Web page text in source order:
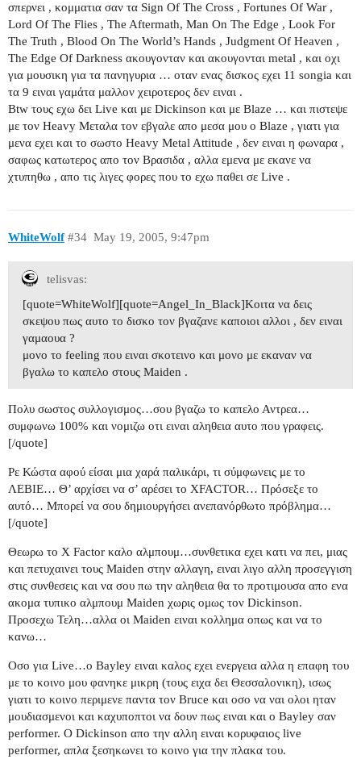
σπερνει , κομματια σαν τα Sign Of The Cross , Fortunes Of War ,
Lord Of The Flies , The Aftermath, Man On The Edge , Look For
The Truth , Blood On The World’s Hands , Judgment Of Heaven ,
The Εdge Of Darkness ακουγονταν και ακουγονται metal , και οχι
για μουσικη για τα πανηγυρια … οταν ενας δισκος εχει 11 songia και
τα 9 ειναι γαμάτα μαλλον χειροτερος δεν ειναι .
Βtw τους εχω δει Live και με Dickinson και με Βlaze … και πιστεψε
με τον Heavy Mεταλα τον εβγαλε απο μεσα μου ο Blaze , γιατι για
μενα εχει και το σωστο Heavy Metal Attitude , δεν ειναι η φωναρα ,
σαφως κατωτερος απο τον Bρασιδα , αλλα εμενα με εκανε να
χτυπηθω , απο τις λιγες φορες που το εχω παθει σε Live .
WhiteWolf May 19, 2005, 9:47pm
#34
telisvas:
[quote=WhiteWolf][quote=Angel_In_Black]Κοιτα να δεις
σκεψου πως αυτο το δισκο τον βγαζανε καποιοι αλλοι , δεν ειναι
γαμαουα ?
μονο το feeling που ειναι σκοτεινο και μονο με εκαναν να
βγαλω το καπελο στους Μaiden .
Πολυ σωστος συλλογισμος…σου βγαζω το καπελο Αντρεα…
συμφωνω 100% και νομιζω οτι ειναι αληθεια αυτο που γραφεις.
[/quote]
Ρε Κώστα αφού είσαι μια χαρά παλικάρι, τι σύμφωνεις με το
ΛΕΒΙΕ… Θ’ αρχίσει να σ’ αρέσει το XFACTOR… Πρόσεξε το
αυτό… Μπορεί να σου δημιουργήσει ανεπανόρθωτο πρόβλημα…
[/quote]
Θεωρω το X Factor καλο αλμπουμ…συνθετικα εχει κατι να πει, μιας
και πετυχαινει τους Maiden στην αλλαγη, ειναι λιγο αλλη προσεγγιση
στις συνθεσεις και να σου πω την αληθεια θα το προτιμουσα απο ενα
ακομα τυπικο αλμπουμ Maiden χωρις ομως τον Dickinson.
Προσεχω Τελη…αλλα οι Maiden ειναι κολλημα οπως και να το
κανω…
Οσο για Live…ο Bayley ειναι καλος εχει ενεργεια αλλα η επαφη του
με το κοινο μου φανηκε μικρη (τους ειχα δει Θεσσαλονικη), ισως
γιατι το κοινο περιμενε παντα τον Bruce και οσο να ναι ολοι ηταν
μουδιασμενοι και καχυποπτοι να δουν πως ειναι και ο Bayley σαν
performer. Ο Dickinson απο την αλλη ειναι κορυφαιος live
performer, απλα ξεσηκωνει το κοινο για την πλακα του.